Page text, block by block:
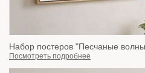
Набор постеров "Песчаные
Посмотреть подробнее